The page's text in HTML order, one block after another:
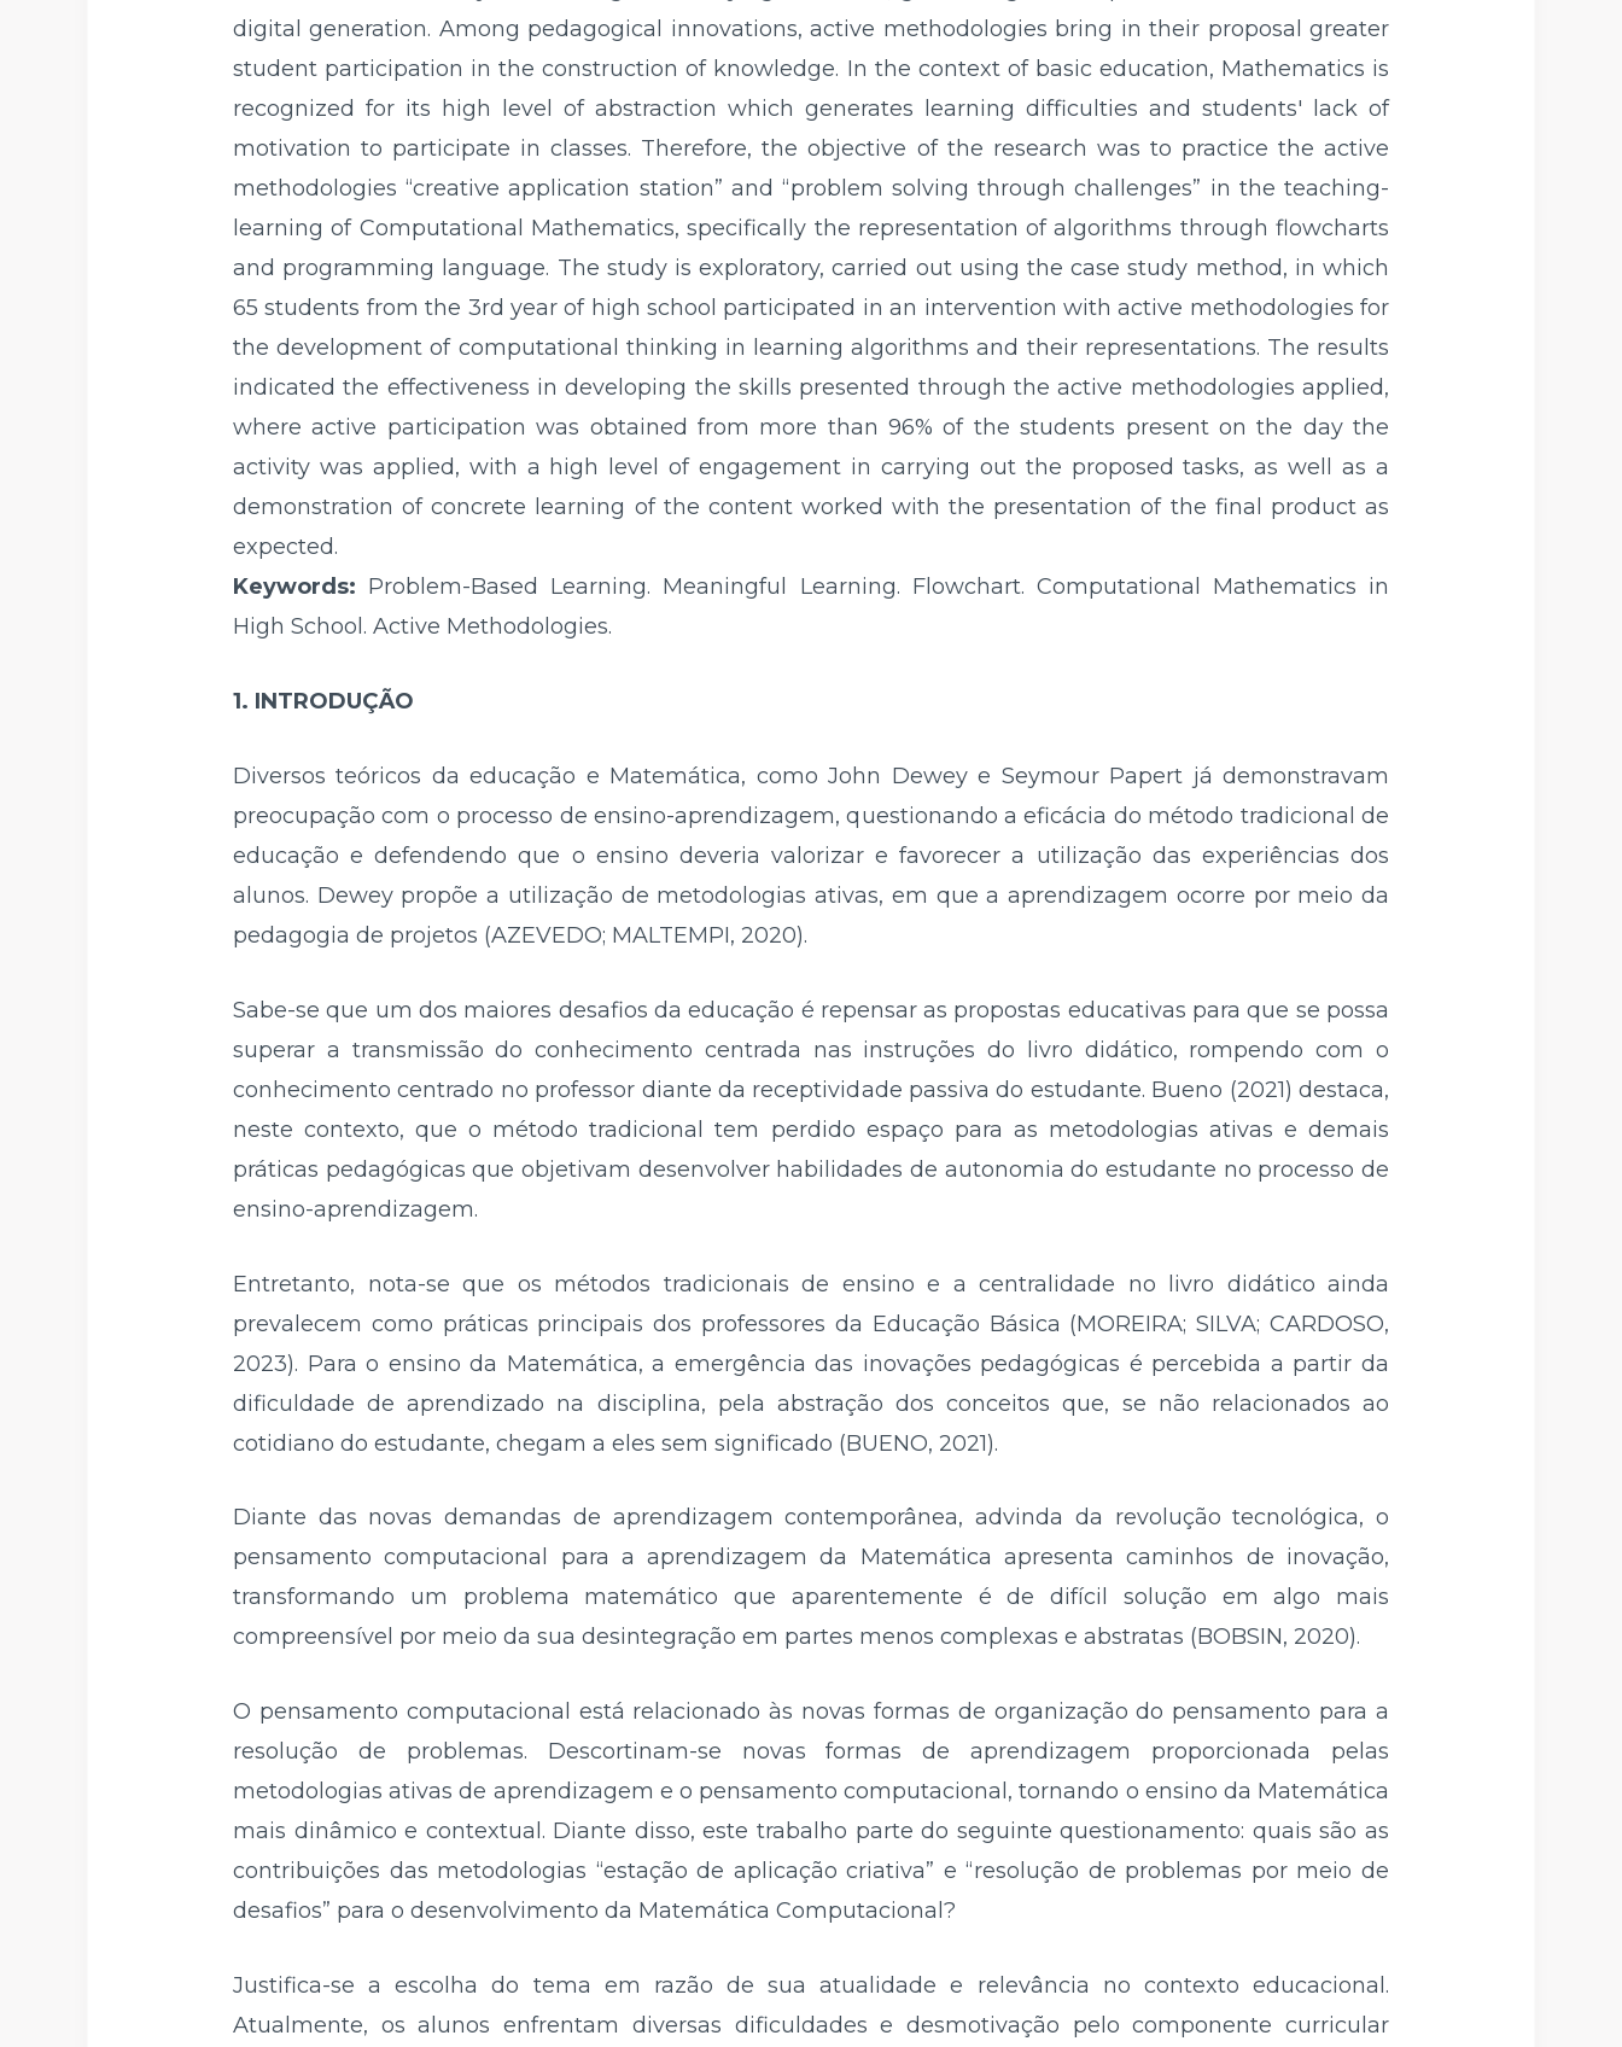
digital generation. Among pedagogical innovations, active methodologies bring in their proposal greater
student participation in the construction of knowledge. In the context of basic education, Mathematics is
recognized for its high level of abstraction which generates learning difficulties and students' lack of
motivation to participate in classes. Therefore, the objective of the research was to practice the active
methodologies “creative application station” and “problem solving through challenges” in the teaching-
learning of Computational Mathematics, specifically the representation of algorithms through flowcharts
and programming language. The study is exploratory, carried out using the case study method, in which
65 students from the 3rd year of high school participated in an intervention with active methodologies for
the development of computational thinking in learning algorithms and their representations. The results
indicated the effectiveness in developing the skills presented through the active methodologies applied,
where active participation was obtained from more than 96% of the students present on the day the
activity was applied, with a high level of engagement in carrying out the proposed tasks, as well as a
demonstration of concrete learning of the content worked with the presentation of the final product as
expected.
Keywords: Problem-Based Learning. Meaningful Learning. Flowchart. Computational Mathematics in
High School. Active Methodologies.
1. INTRODUÇÃO
Diversos teóricos da educação e Matemática, como John Dewey e Seymour Papert já demonstravam
preocupação com o processo de ensino-aprendizagem, questionando a eficácia do método tradicional de
educação e defendendo que o ensino deveria valorizar e favorecer a utilização das experiências dos
alunos. Dewey propõe a utilização de metodologias ativas, em que a aprendizagem ocorre por meio da
pedagogia de projetos (AZEVEDO; MALTEMPI, 2020).
Sabe-se que um dos maiores desafios da educação é repensar as propostas educativas para que se possa
superar a transmissão do conhecimento centrada nas instruções do livro didático, rompendo com o
conhecimento centrado no professor diante da receptividade passiva do estudante. Bueno (2021) destaca,
neste contexto, que o método tradicional tem perdido espaço para as metodologias ativas e demais
práticas pedagógicas que objetivam desenvolver habilidades de autonomia do estudante no processo de
ensino-aprendizagem.
Entretanto, nota-se que os métodos tradicionais de ensino e a centralidade no livro didático ainda
prevalecem como práticas principais dos professores da Educação Básica (MOREIRA; SILVA; CARDOSO,
2023). Para o ensino da Matemática, a emergência das inovações pedagógicas é percebida a partir da
dificuldade de aprendizado na disciplina, pela abstração dos conceitos que, se não relacionados ao
cotidiano do estudante, chegam a eles sem significado (BUENO, 2021).
Diante das novas demandas de aprendizagem contemporânea, advinda da revolução tecnológica, o
pensamento computacional para a aprendizagem da Matemática apresenta caminhos de inovação,
transformando um problema matemático que aparentemente é de difícil solução em algo mais
compreensível por meio da sua desintegração em partes menos complexas e abstratas (BOBSIN, 2020).
O pensamento computacional está relacionado às novas formas de organização do pensamento para a
resolução de problemas. Descortinam-se novas formas de aprendizagem proporcionada pelas
metodologias ativas de aprendizagem e o pensamento computacional, tornando o ensino da Matemática
mais dinâmico e contextual. Diante disso, este trabalho parte do seguinte questionamento: quais são as
contribuições das metodologias “estação de aplicação criativa” e “resolução de problemas por meio de
desafios” para o desenvolvimento da Matemática Computacional?
Justifica-se a escolha do tema em razão de sua atualidade e relevância no contexto educacional.
Atualmente, os alunos enfrentam diversas dificuldades e desmotivação pelo componente curricular